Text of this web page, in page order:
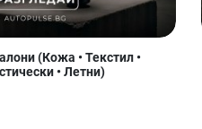
(Кожа • Текстил •
• Летни)